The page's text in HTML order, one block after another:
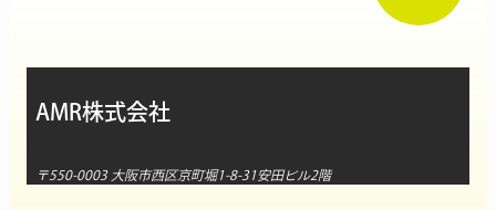
AMR株式会社
〒550-0003 大阪市西区京町堀1-8-31安田ビル2階